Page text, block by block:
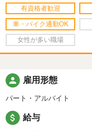
有資格者歓迎
車・バイク通勤OK
女性が多い職場
person 雇用形態
パート・アルバイト
attach_money 給与